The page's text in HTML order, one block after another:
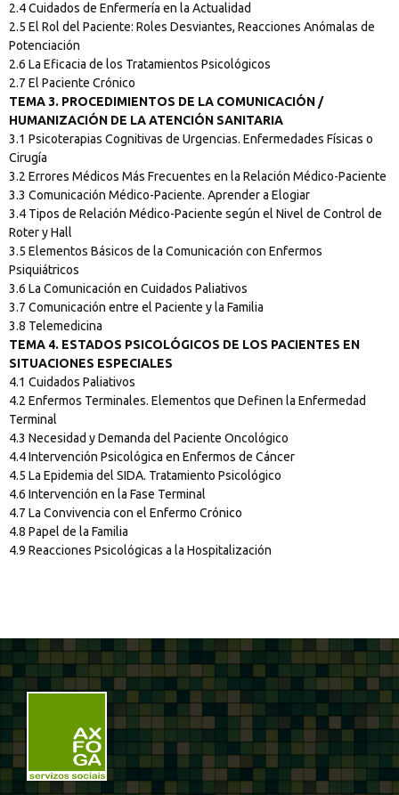
2.4 Cuidados de Enfermería en la Actualidad
2.5 El Rol del Paciente: Roles Desviantes, Reacciones Anómalas de
Potenciación
2.6 La Eficacia de los Tratamientos Psicológicos
2.7 El Paciente Crónico
TEMA 3. PROCEDIMIENTOS DE LA COMUNICACIÓN /
HUMANIZACIÓN DE LA ATENCIÓN SANITARIA
3.1 Psicoterapias Cognitivas de Urgencias. Enfermedades Físicas o
Cirugía
3.2 Errores Médicos Más Frecuentes en la Relación Médico-Paciente
3.3 Comunicación Médico-Paciente. Aprender a Elogiar
3.4 Tipos de Relación Médico-Paciente según el Nivel de Control de
Roter y Hall
3.5 Elementos Básicos de la Comunicación con Enfermos
Psiquiátricos
3.6 La Comunicación en Cuidados Paliativos
3.7 Comunicación entre el Paciente y la Familia
3.8 Telemedicina
TEMA 4. ESTADOS PSICOLÓGICOS DE LOS PACIENTES EN
SITUACIONES ESPECIALES
4.1 Cuidados Paliativos
4.2 Enfermos Terminales. Elementos que Definen la Enfermedad
Terminal
4.3 Necesidad y Demanda del Paciente Oncológico
4.4 Intervención Psicológica en Enfermos de Cáncer
4.5 La Epidemia del SIDA. Tratamiento Psicológico
4.6 Intervención en la Fase Terminal
4.7 La Convivencia con el Enfermo Crónico
4.8 Papel de la Familia
4.9 Reacciones Psicológicas a la Hospitalización